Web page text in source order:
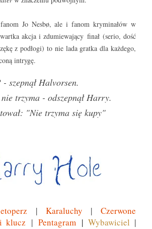
Jo Nesbø, ale i fanom kryminałów w
akcja i zdumiewający finał (serio, dość
z podłogi) to nie lada gratka dla każdego,
intrygę.
szepnął Halvorsen.
trzyma - odszepnął Harry.
"Nie trzyma się kupy"
| Karaluchy |Czerwone
klucz | Pentagram|Wybawiciel |